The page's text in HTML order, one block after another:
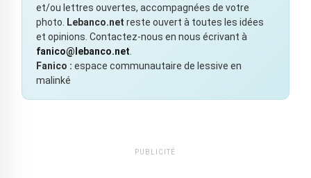
et/ou lettres ouvertes, accompagnées de votre
photo. Lebanco.net reste ouvert à toutes les idées
et opinions. Contactez-nous en nous écrivant à
fanico@lebanco.net.
Fanico : espace communautaire de lessive en
malinké
PUBLICITÉ